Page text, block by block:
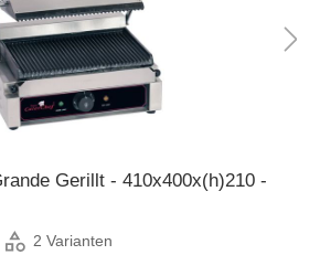
Gerillt - 410x400x(h)210 -
2 Varianten